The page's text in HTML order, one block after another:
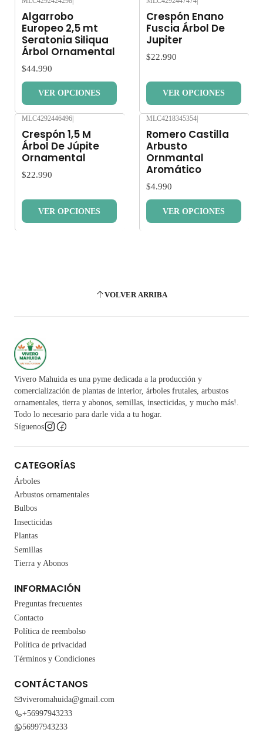
Algarrobo
Europeo 2,5 mt
Seratonia Siliqua
Árbol Ornamental
$44.990
VER OPCIONES
Crespón Enano
Fuscia Árbol De
Jupiter
$22.990
VER OPCIONES
MLC4292446496|
Crespón 1,5 M
Árbol De Júpite
Ornamental
$22.990
VER OPCIONES
MLC4218345354|
Romero Castilla
Arbusto
Ornmantal
Aromático
$4.990
VER OPCIONES
VOLVER ARRIBA
Vivero Mahuida es una pyme dedicada a la producción y
comercialización de plantas de interior, árboles frutales, arbustos
ornamentales, tierra y abonos, semillas, insecticidas, y mucho más!.
Todo lo necesario para darle vida a tu hogar.
Síguenos
CATEGORÍAS
Árboles
Arbustos ornamentales
Bulbos
Insecticidas
Plantas
Semillas
Tierra y Abonos
INFORMACIÓN
Preguntas frecuentes
Contacto
Política de reembolso
Política de privacidad
Términos y Condiciones
CONTÁCTANOS
viveromahuida@gmail.com
+56997943233
56997943233